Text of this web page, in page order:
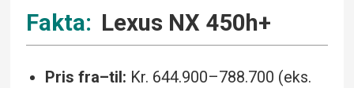
Lexus NX 450h+
Pris fra–til: Kr. 644.900–788.700 (eks.